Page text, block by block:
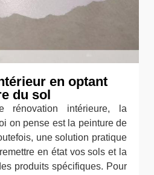
en optant
du sol
rénovation intérieure, la
on pense est la peinture de
une solution pratique
en état vos sols et la
produits spécifiques. Pour